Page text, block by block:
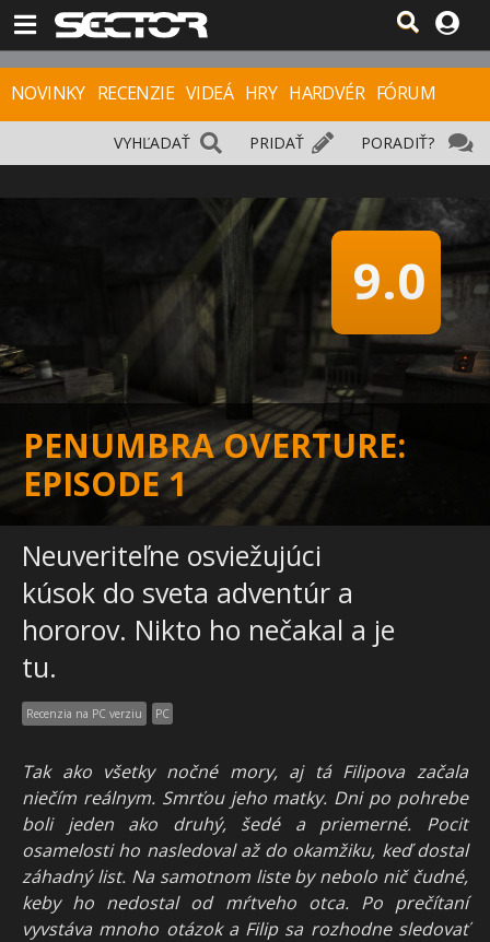
NOVINKY RECENZIE VIDEÁ HRY HARDVÉR FÓRUM
PORADIŤ?
PRIDAŤ
VYHĽADAŤ
PENUMBRA OVERTURE:
EPISODE 1
9.0
Neuveriteľne osviežujúci
kúsok do sveta adventúr a
hororov. Nikto ho nečakal a je
tu.
Recenzia na PC verziu PC
Tak ako všetky nočné mory, aj tá Filipova začala
niečím reálnym. Smrťou jeho matky. Dni po pohrebe
boli jeden ako druhý, šedé a priemerné. Pocit
osamelosti ho nasledoval až do okamžiku, keď dostal
záhadný list. Na samotnom liste by nebolo nič čudné,
keby ho nedostal od mŕtveho otca. Po prečítaní
vyvstáva mnoho otázok a Filip sa rozhodne sledovať